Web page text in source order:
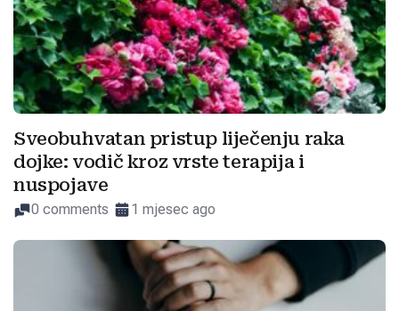
Sveobuhvatan pristup liječenju raka
dojke: vodič kroz vrste terapija i
nuspojave
0 comments 1 mjesec ago